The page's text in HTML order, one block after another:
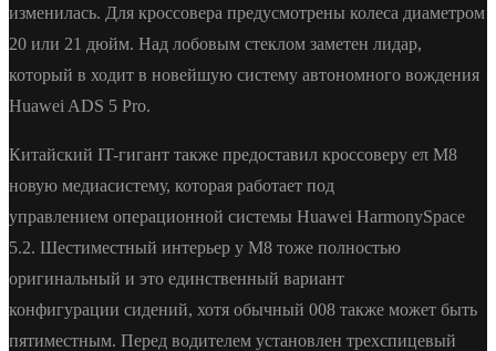
изменилась. Для кроссовера предусмотрены колеса диаметром
20 или 21 дюйм. Над лобовым стеклом заметен лидар,
который в ходит в новейшую систему автономного вождения
Huawei ADS 5 Pro.
Китайский IT-гигант также предоставил кроссоверу eπ M8
новую медиасистему, которая работает под
управлением операционной системы Huawei HarmonySpace
5.2. Шестиместный интерьер у M8 тоже полностью
оригинальный и это единственный вариант
конфигурации сидений, хотя обычный 008 также может быть
пятиместным. Перед водителем установлен трехспицевый